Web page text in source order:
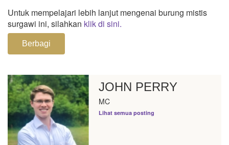
Untuk mempelajari lebih lanjut mengenai burung mistis
surgawi ini, silahkan klik di sini.
Berbagi
JOHN PERRY
MC
Lihat semua posting